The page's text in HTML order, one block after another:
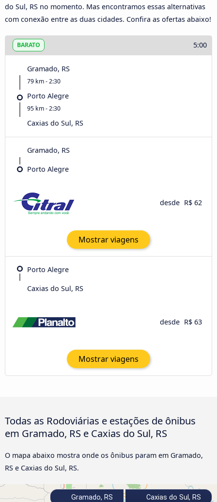
do Sul, RS no momento. Mas encontramos essas alternativas
com conexão entre as duas cidades. Confira as ofertas abaixo!
BARATO 5:00
Gramado, RS
79 km - 2:30
Porto Alegre
95 km - 2:30
Caxias do Sul, RS
Gramado, RS
Porto Alegre
desde R$ 62
Mostrar viagens
Porto Alegre
Caxias do Sul, RS
desde R$ 63
Mostrar viagens
Todas as Rodoviárias e estações de ônibus
em Gramado, RS e Caxias do Sul, RS
O mapa abaixo mostra onde os ônibus param em Gramado,
RS e Caxias do Sul, RS.
Gramado, RS Caxias do Sul, RS